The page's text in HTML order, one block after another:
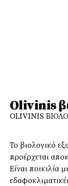
Olivinis
OLIVINIS
Το βιολογικό
προέρχεται
Είναι ποικιλία